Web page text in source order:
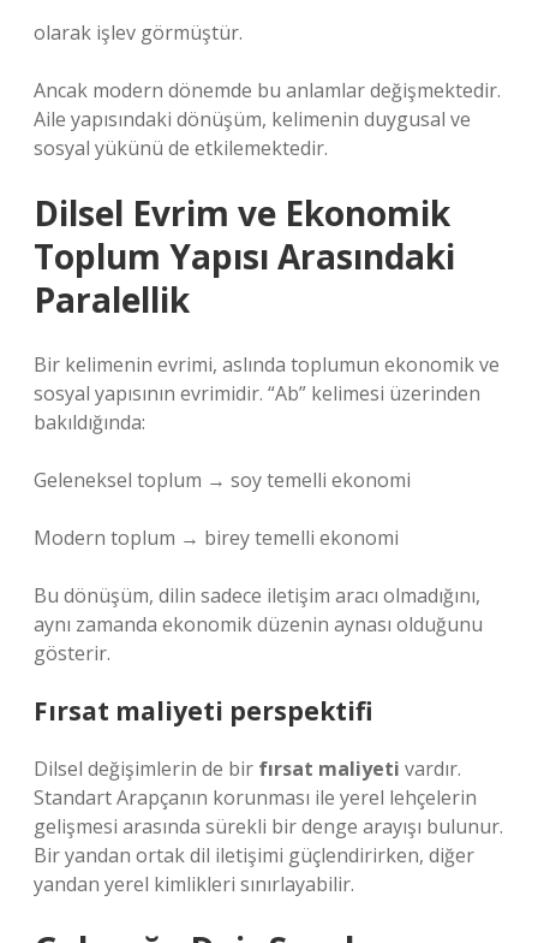
olarak işlev görmüştür.
Ancak modern dönemde bu anlamlar değişmektedir.
Aile yapısındaki dönüşüm, kelimenin duygusal ve
sosyal yükünü de etkilemektedir.
Dilsel Evrim ve Ekonomik
Toplum Yapısı Arasındaki
Paralellik
Bir kelimenin evrimi, aslında toplumun ekonomik ve
sosyal yapısının evrimidir. “Ab” kelimesi üzerinden
bakıldığında:
Geleneksel toplum → soy temelli ekonomi
Modern toplum → birey temelli ekonomi
Bu dönüşüm, dilin sadece iletişim aracı olmadığını,
aynı zamanda ekonomik düzenin aynası olduğunu
gösterir.
Fırsat maliyeti perspektifi
Dilsel değişimlerin de bir fırsat maliyeti vardır.
Standart Arapçanın korunması ile yerel lehçelerin
gelişmesi arasında sürekli bir denge arayışı bulunur.
Bir yandan ortak dil iletişimi güçlendirirken, diğer
yandan yerel kimlikleri sınırlayabilir.